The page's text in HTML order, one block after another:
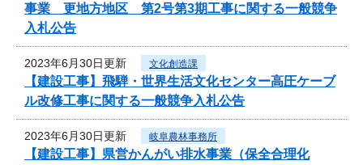
事業 更地方地区 第2号第3期工事に関する一般競争
入札公告
2023年6月30日更新 文化創造課
【建設工事】飛騨・世界生活文化センター高圧ケーブ
ル改修工事に関する一般競争入札公告
2023年6月30日更新 岐阜農林事務所
【建設工事】県営かんがい排水事業（保全合理化